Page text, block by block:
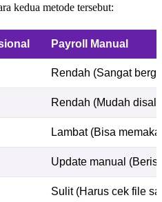
kedua metode tersebut:
Payroll Manual
Rendah (Sangat
Rendah (Mudah
Lambat (Bisa
Update manual
Sulit (Harus cek file